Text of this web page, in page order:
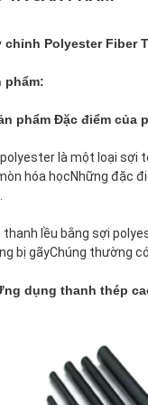
chỉnh Polyester Fiber
phẩm:
phẩm Đặc điểm của
là một loại sợi
hóa họcNhững đặc
thanh lều bằng sợi
bị gãyChúng thường
dụng thanh thép